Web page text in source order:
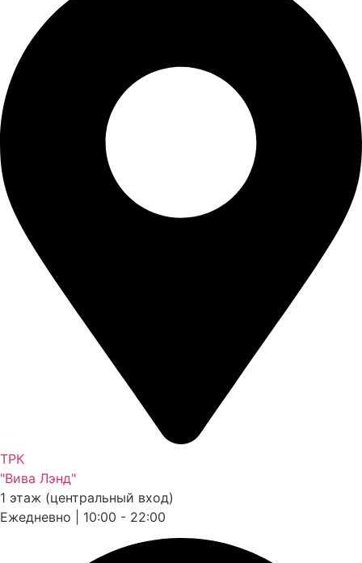
ТРК
"Вива Лэнд"
1 этаж (центральный вход)
Ежедневно | 10:00 - 22:00